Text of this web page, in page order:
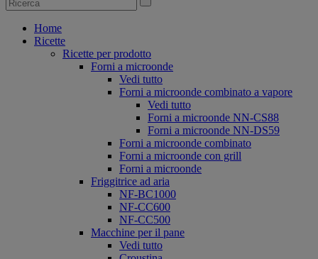
Home
Ricette
Ricette per prodotto
Forni a microonde
Vedi tutto
Forni a microonde combinato a vapore
Vedi tutto
Forni a microonde NN-CS88
Forni a microonde NN-DS59
Forni a microonde combinato
Forni a microonde con grill
Forni a microonde
Friggitrice ad aria
NF-BC1000
NF-CC600
NF-CC500
Macchine per il pane
Vedi tutto